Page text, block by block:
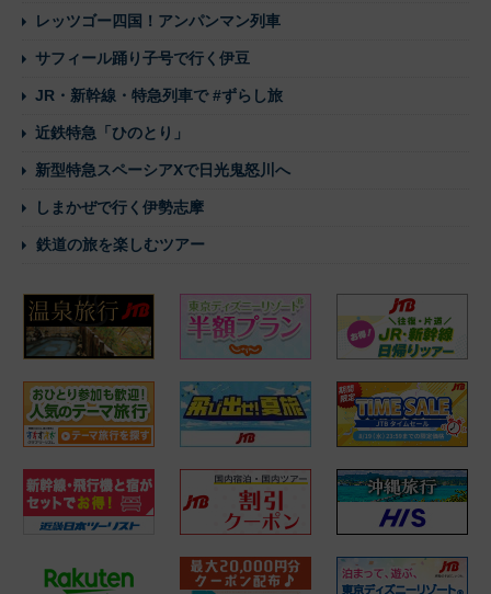
レッツゴー四国！アンパンマン列車
サフィール踊り子号で行く伊豆
JR・新幹線・特急列車で #ずらし旅
近鉄特急「ひのとり」
新型特急スペーシアXで日光鬼怒川へ
しまかぜで行く伊勢志摩
鉄道の旅を楽しむツアー